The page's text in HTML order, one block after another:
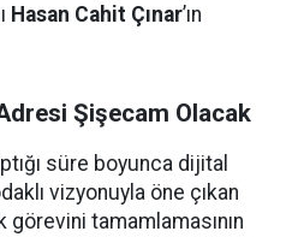
Hasan Cahit Çınar’ın
Adresi Şişecam Olacak
süre boyunca dijital
vizyonuyla öne çıkan
görevini tamamlamasının